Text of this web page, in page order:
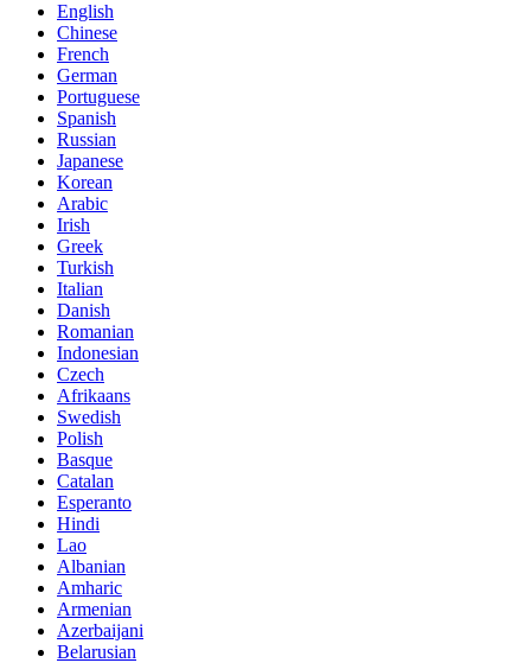
English
Chinese
French
German
Portuguese
Spanish
Russian
Japanese
Korean
Arabic
Irish
Greek
Turkish
Italian
Danish
Romanian
Indonesian
Czech
Afrikaans
Swedish
Polish
Basque
Catalan
Esperanto
Hindi
Lao
Albanian
Amharic
Armenian
Azerbaijani
Belarusian